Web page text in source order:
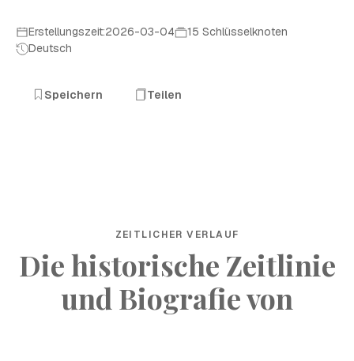
Erstellungszeit:2026-03-04
15 Schlüsselknoten
Deutsch
Speichern Teilen
ZEITLICHER VERLAUF
Die historische Zeitlinie
und Biografie von